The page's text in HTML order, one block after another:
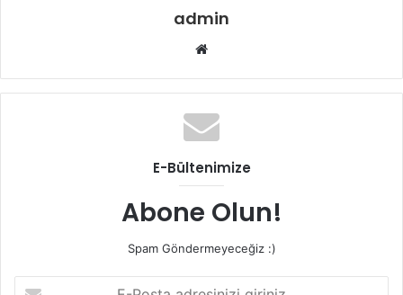
admin
Web
E-Bültenimize
Abone Olun!
Spam Göndermeyeceğiz :)